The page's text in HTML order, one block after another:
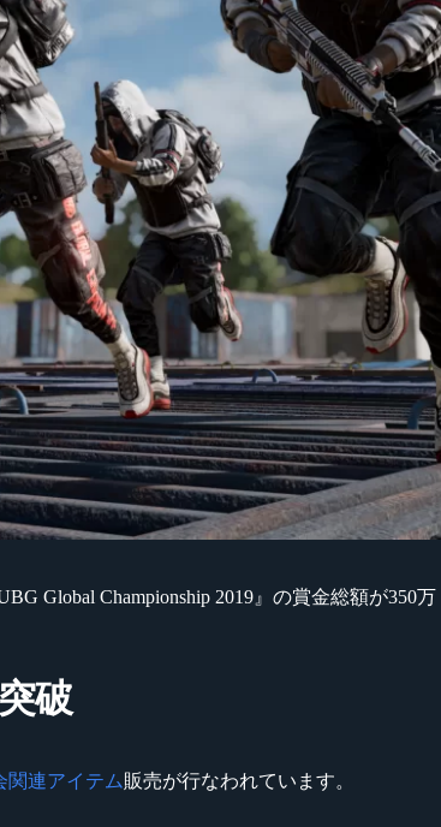
Global Championship 2019』の賞金総額が350万
破
関連アイテム販売が行なわれています。